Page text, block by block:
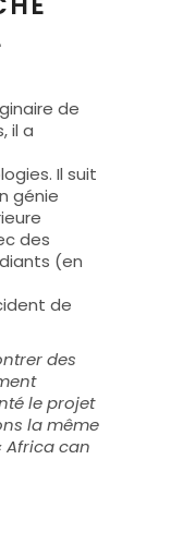
de
il a
Il suit
génie
des
(en
de
des
le projet
la même
Africa can